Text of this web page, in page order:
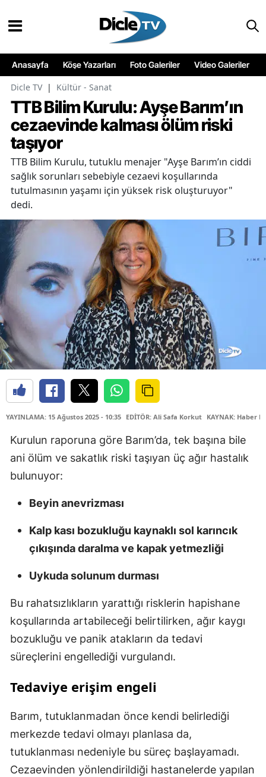
Anasayfa Köşe Yazarları Foto Galeriler Video Galeriler
Dicle TV | Kültür - Sanat
TTB Bilim Kurulu: Ayşe Barım’ın
cezaevinde kalması ölüm riski
taşıyor
TTB Bilim Kurulu, tutuklu menajer "Ayşe Barım’ın ciddi
sağlık sorunları sebebiyle cezaevi koşullarında
tutulmasının yaşamı için yüksek risk oluşturuyor"
dedi.
YAYINLAMA: 15 Ağustos 2025 - 10:35 EDİTÖR: Ali Safa Korkut KAYNAK: Haber
Kurulun raporuna göre Barım’da, tek başına bile
ani ölüm ve sakatlık riski taşıyan üç ağır hastalık
bulunuyor:
Beyin anevrizması
Kalp kası bozukluğu kaynaklı sol karıncık
çıkışında daralma ve kapak yetmezliği
Uykuda solunum durması
Bu rahatsızlıkların yarattığı risklerin hapishane
koşullarında artabileceği belirtilirken, ağır kaygı
bozukluğu ve panik atakların da tedavi
süreçlerini engellediği vurgulandı.
Tedaviye erişim engeli
Barım, tutuklanmadan önce kendi belirlediği
merkezde tedavi olmayı planlasa da,
tutuklanması nedeniyle bu süreç başlayamadı.
Cezaevinden yönlendirildiği hastanelerde yapılan